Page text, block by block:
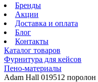
Бренды
Акции
Доставка и оплата
Блог
Контакты
Каталог товаров
Фурнитура для кейсов
Пено-материалы
Adam Hall 019512